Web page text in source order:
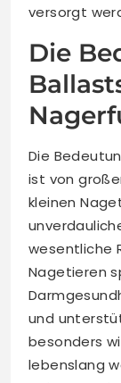
versorgt
Die
Die
ist von
kleinen
wesentliche
Nagetieren
und
besonders
lebenslang